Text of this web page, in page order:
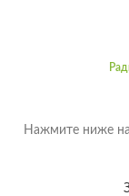
Нажмите ниже